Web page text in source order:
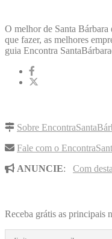
O melhor de Santa
que fazer, as melhores
guia Encontra
Sobre
Fale com o
ANUNCIE: Com
Receba grátis as principais